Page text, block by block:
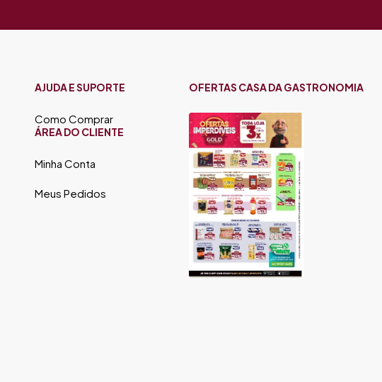
AJUDA E SUPORTE
Como Comprar
ÁREA DO CLIENTE
Minha Conta
Meus Pedidos
OFERTAS CASA DA GASTRONOMIA